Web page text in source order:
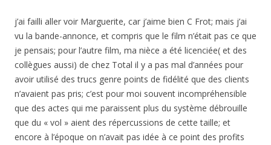
j’ai failli aller voir Marguerite, car j’aime bien C Frot; mais j’ai
vu la bande-annonce, et compris que le film n’était pas ce que
je pensais; pour l’autre film, ma nièce a été licenciée( et des
collègues aussi) de chez Total il y a pas mal d’années pour
avoir utilisé des trucs genre points de fidélité que des clients
n’avaient pas pris; c’est pour moi souvent incompréhensible
que des actes qui me paraissent plus du système débrouille
que du « vol » aient des répercussions de cette taille; et
encore à l’époque on n’avait pas idée à ce point des profits